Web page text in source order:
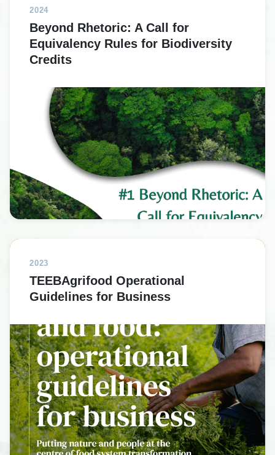
2024
Beyond Rhetoric: A Call for
Equivalency Rules for Biodiversity
Credits
2023
TEEBAgrifood Operational
Guidelines for Business